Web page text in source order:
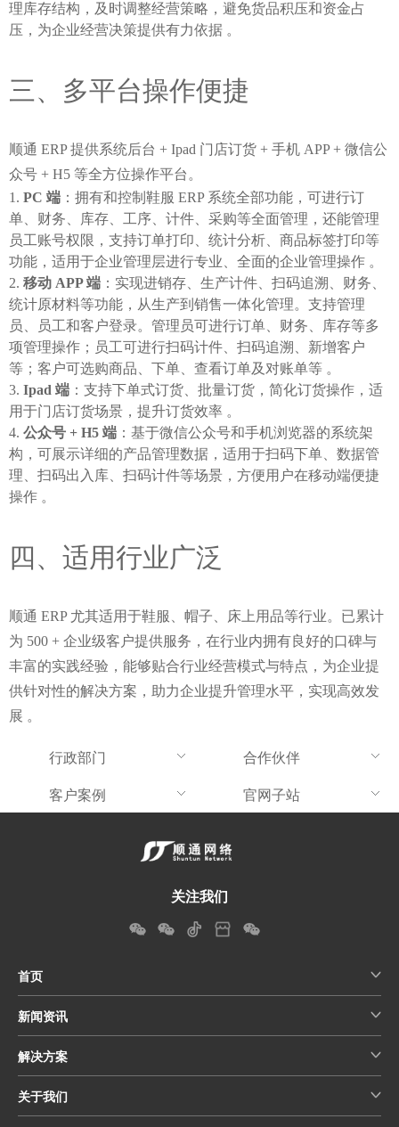
理库存结构，及时调整经营策略，避免货品积压和资金占
压，为企业经营决策提供有力依据 。
三、多平台操作便捷
顺通 ERP 提供系统后台 + Ipad 门店订货 + 手机 APP + 微信公
众号 + H5 等全方位操作平台。
PC 端 ：拥有和控制鞋服 ERP 系统全部功能，可进行订
单、财务、库存、工序、计件、采购等全面管理，还能管理
员工账号权限，支持订单打印、统计分析、商品标签打印等
功能，适用于企业管理层进行专业、全面的企业管理操作 。
移动 APP 端 ：实现进销存、生产计件、扫码追溯、财务、
统计原材料等功能，从生产到销售一体化管理。支持管理
员、员工和客户登录。管理员可进行订单、财务、库存等多
项管理操作；员工可进行扫码计件、扫码追溯、新增客户
等；客户可选购商品、下单、查看订单及对账单等 。
Ipad 端 ：支持下单式订货、批量订货，简化订货操作，适
用于门店订货场景，提升订货效率 。
公众号 + H5 端 ：基于微信公众号和手机浏览器的系统架
构，可展示详细的产品管理数据，适用于扫码下单、数据管
理、扫码出入库、扫码计件等场景，方便用户在移动端便捷
操作 。
四、适用行业广泛
顺通 ERP 尤其适用于鞋服、帽子、床上用品等行业。已累计
为 500 + 企业级客户提供服务，在行业内拥有良好的口碑与
丰富的实践经验，能够贴合行业经营模式与特点，为企业提
供针对性的解决方案，助力企业提升管理水平，实现高效发
展 。
行政部门
合作伙伴
客户案例
官网子站
关注我们
首页
新闻资讯
解决方案
关于我们